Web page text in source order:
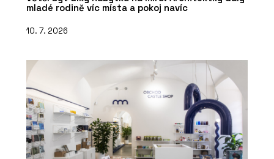
mladé rodině víc místa a pokoj navíc
10. 7. 2026